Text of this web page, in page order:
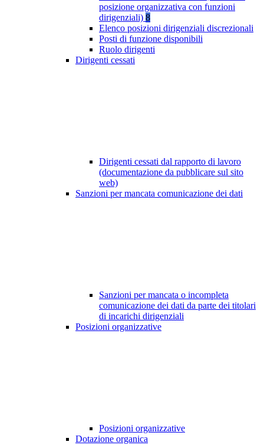
posizione organizzativa con funzioni
dirigenziali) 8
Elenco posizioni dirigenziali discrezionali
Posti di funzione disponibili
Ruolo dirigenti
Dirigenti cessati
Dirigenti cessati dal rapporto di lavoro
(documentazione da pubblicare sul sito
web)
Sanzioni per mancata comunicazione dei dati
Sanzioni per mancata o incompleta
comunicazione dei dati da parte dei titolari
di incarichi dirigenziali
Posizioni organizzative
Posizioni organizzative
Dotazione organica